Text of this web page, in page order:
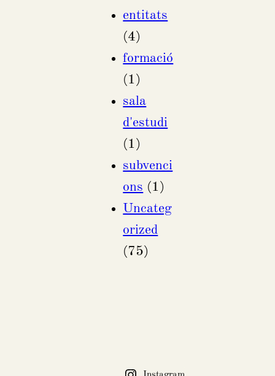
entitats
(4)
formació
(1)
sala
d'estudi
(1)
subvenci
ons (1)
Uncateg
orized
(75)